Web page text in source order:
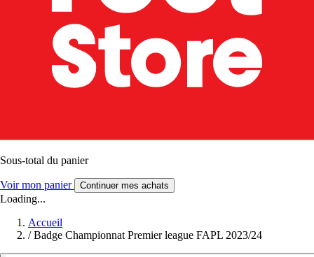
Sous-total du panier
Voir mon panier Continuer mes achats
Loading...
Accueil
/ Badge Championnat Premier league FAPL 2023/24